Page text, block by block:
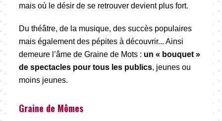
mais où le désir de se retrouver devient plus fort.
Du théâtre, de la musique, des succès populaires
mais également des pépites à découvrir... Ainsi
demeure l’âme de Graine de Mots : un « bouquet »
de spectacles pour tous les publics, jeunes ou
moins jeunes.
Graine de Mômes